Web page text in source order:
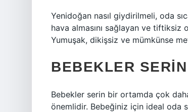
Yenidoğan nasıl giydirilmeli, oda
hava almasını sağlayan ve
Yumuşak, dikişsiz ve mümkünse
BEBEKLER
Bebekler serin bir ortamda çok
önemlidir. Bebeğiniz için ideal oda